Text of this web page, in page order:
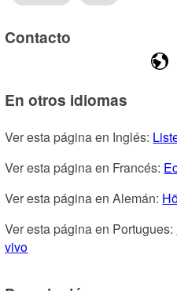
Contacto
En otros idiomas
Ver esta página en Inglés:
Ver esta página en Francés:
Ver esta página en Alemán:
Ver esta página en Portugues:
vivo